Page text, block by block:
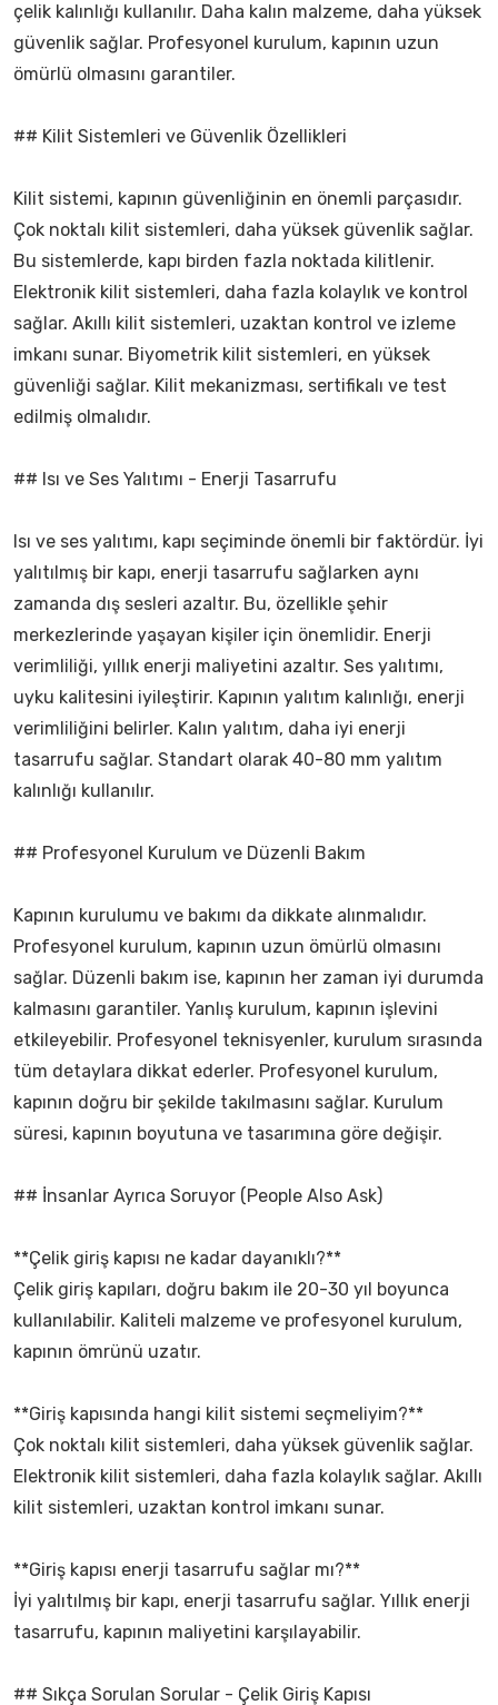
çelik kalınlığı kullanılır. Daha kalın malzeme, daha yüksek
güvenlik sağlar. Profesyonel kurulum, kapının uzun
ömürlü olmasını garantiler.
## Kilit Sistemleri ve Güvenlik Özellikleri
Kilit sistemi, kapının güvenliğinin en önemli parçasıdır.
Çok noktalı kilit sistemleri, daha yüksek güvenlik sağlar.
Bu sistemlerde, kapı birden fazla noktada kilitlenir.
Elektronik kilit sistemleri, daha fazla kolaylık ve kontrol
sağlar. Akıllı kilit sistemleri, uzaktan kontrol ve izleme
imkanı sunar. Biyometrik kilit sistemleri, en yüksek
güvenliği sağlar. Kilit mekanizması, sertifikalı ve test
edilmiş olmalıdır.
## Isı ve Ses Yalıtımı - Enerji Tasarrufu
Isı ve ses yalıtımı, kapı seçiminde önemli bir faktördür. İyi
yalıtılmış bir kapı, enerji tasarrufu sağlarken aynı
zamanda dış sesleri azaltır. Bu, özellikle şehir
merkezlerinde yaşayan kişiler için önemlidir. Enerji
verimliliği, yıllık enerji maliyetini azaltır. Ses yalıtımı,
uyku kalitesini iyileştirir. Kapının yalıtım kalınlığı, enerji
verimliliğini belirler. Kalın yalıtım, daha iyi enerji
tasarrufu sağlar. Standart olarak 40-80 mm yalıtım
kalınlığı kullanılır.
## Profesyonel Kurulum ve Düzenli Bakım
Kapının kurulumu ve bakımı da dikkate alınmalıdır.
Profesyonel kurulum, kapının uzun ömürlü olmasını
sağlar. Düzenli bakım ise, kapının her zaman iyi durumda
kalmasını garantiler. Yanlış kurulum, kapının işlevini
etkileyebilir. Profesyonel teknisyenler, kurulum sırasında
tüm detaylara dikkat ederler. Profesyonel kurulum,
kapının doğru bir şekilde takılmasını sağlar. Kurulum
süresi, kapının boyutuna ve tasarımına göre değişir.
## İnsanlar Ayrıca Soruyor (People Also Ask)
**Çelik giriş kapısı ne kadar dayanıklı?**
Çelik giriş kapıları, doğru bakım ile 20-30 yıl boyunca
kullanılabilir. Kaliteli malzeme ve profesyonel kurulum,
kapının ömrünü uzatır.
**Giriş kapısında hangi kilit sistemi seçmeliyim?**
Çok noktalı kilit sistemleri, daha yüksek güvenlik sağlar.
Elektronik kilit sistemleri, daha fazla kolaylık sağlar. Akıllı
kilit sistemleri, uzaktan kontrol imkanı sunar.
**Giriş kapısı enerji tasarrufu sağlar mı?**
İyi yalıtılmış bir kapı, enerji tasarrufu sağlar. Yıllık enerji
tasarrufu, kapının maliyetini karşılayabilir.
## Sıkça Sorulan Sorular - Çelik Giriş Kapısı